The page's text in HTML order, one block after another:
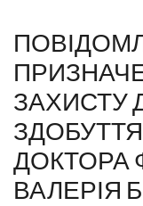
ЗАХИСТУ
ДОКТОРА
ВАЛЕРІЯ